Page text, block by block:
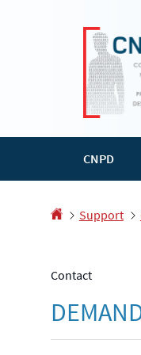
CNPD
AccueilSupport
Contact